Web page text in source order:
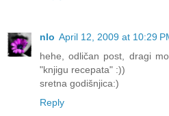
nlo April 12, 2009 at 10:29
hehe, odličan post, dragi
"knjigu recepata" :))
sretna godišnjica:)
Reply